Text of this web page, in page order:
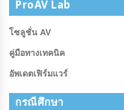
ProAV Lab
โซลูชั่น AV
คู่มือทางเทคนิค
อัพเดตเฟิร์มแวร์
กรณีศึกษา